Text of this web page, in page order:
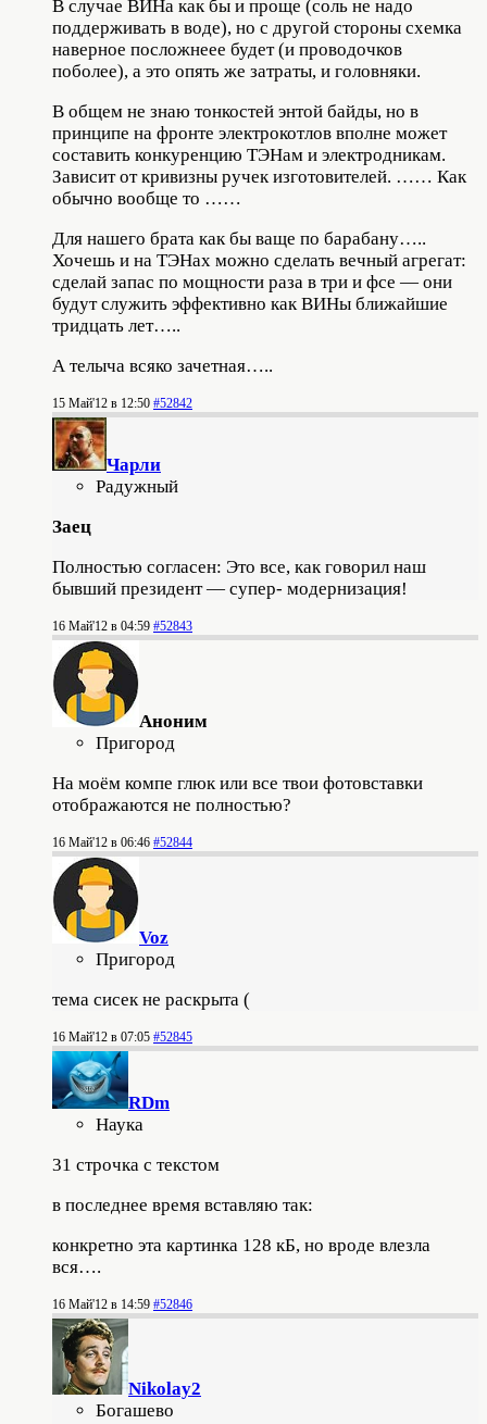
В случае ВИНа как бы и проще (соль не надо
поддерживать в воде), но с другой стороны схемка
наверное посложнеее будет (и проводочков
поболее), а это опять же затраты, и головняки.
В общем не знаю тонкостей энтой байды, но в
принципе на фронте электрокотлов вполне может
составить конкуренцию ТЭНам и электродникам.
Зависит от кривизны ручек изготовителей. …… Как
обычно вообще то ……
Для нашего брата как бы ваще по барабану…..
Хочешь и на ТЭНах можно сделать вечный агрегат:
сделай запас по мощности раза в три и фсе — они
будут служить эффективно как ВИНы ближайшие
тридцать лет…..
А телыча всяко зачетная…..
15 Май'12 в 12:50 #52842
Чарли
Радужный
Заец
Полностью согласен: Это все, как говорил наш
бывший президент — супер- модернизация!
16 Май'12 в 04:59 #52843
Аноним
Пригород
На моём компе глюк или все твои фотовставки
отображаются не полностью?
16 Май'12 в 06:46 #52844
Voz
Пригород
тема сисек не раскрыта (
16 Май'12 в 07:05 #52845
RDm
Наука
31 строчка с текстом
в последнее время вставляю так:
конкретно эта картинка 128 кБ, но вроде влезла
вся….
16 Май'12 в 14:59 #52846
Nikolay2
Богашево